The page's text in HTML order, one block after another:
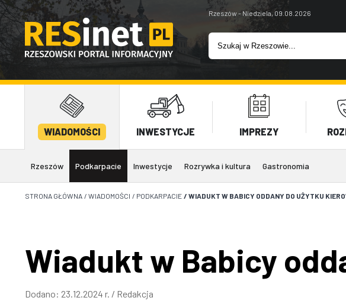
Rzeszów - Niedziela, 09.08.2026
WIADOMOŚCI INWESTYCJE IMPREZY
Rzeszów Podkarpacie Inwestycje Rozrywka i kultura Gastronomia
STRONA GŁÓWNA / WIADOMOŚCI / PODKARPACIE / WIADUKT W BABICY ODDANY DO UŻYTKU
Wiadukt w Babicy
Dodano: 23.12.2024 r. / Redakcja